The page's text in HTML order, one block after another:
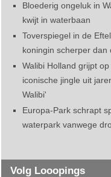
Bloederig ongeluk in
kwijt in waterbaan
Toverspiegel in de
koningin scherper dan
Walibi Holland grijpt
iconische jingle uit
Walibi'
Europa-Park schrapt
waterpark vanwege
Volg Looopings